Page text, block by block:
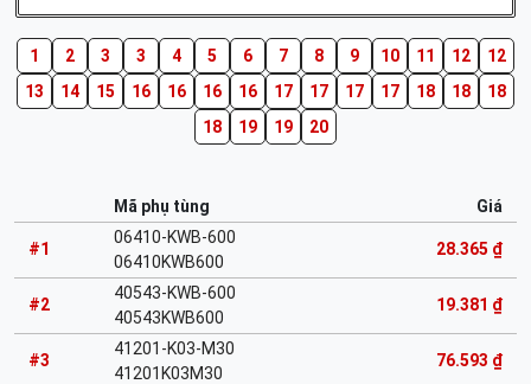
1 2 3 3 4 5 6 7 8 9 10 11 12
12
13
14 15 16 16 16 16 17 17 17 17 18 18
18
18
19 19 20
Mã phụ tùng Giá
#1
06410-KWB-600
06410KWB600
28.365 ₫
#2
40543-KWB-600
40543KWB600
19.381 ₫
#3
41201-K03-M30
41201K03M30
76.593 ₫